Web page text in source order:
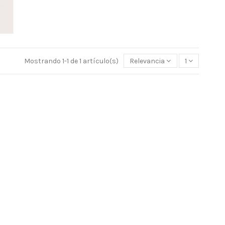
Mostrando 1-1 de 1 artículo(s) Relevancia 1